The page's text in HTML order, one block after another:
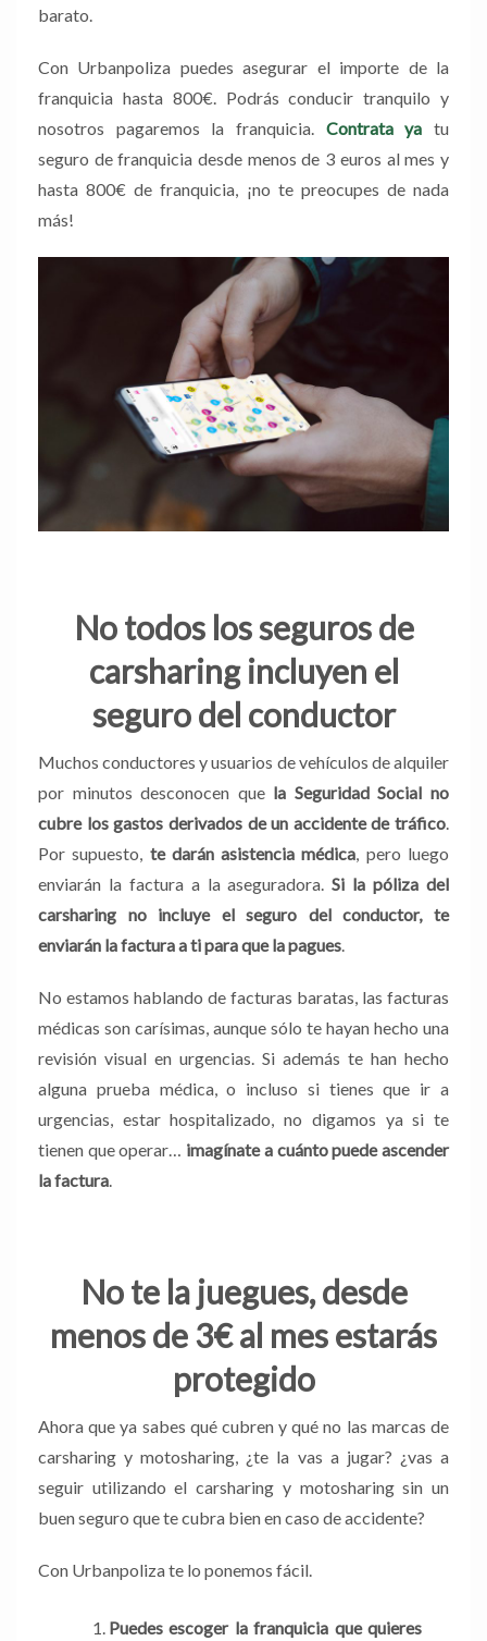
barato.
Con Urbanpoliza puedes asegurar el importe de la
franquicia hasta 800€. Podrás conducir tranquilo y
nosotros pagaremos la franquicia. Contrata ya tu
seguro de franquicia desde menos de 3 euros al mes y
hasta 800€ de franquicia, ¡no te preocupes de nada
más!
No todos los seguros de
carsharing incluyen el
seguro del conductor
Muchos conductores y usuarios de vehículos de alquiler
por minutos desconocen que la Seguridad Social no
cubre los gastos derivados de un accidente de tráfico.
Por supuesto, te darán asistencia médica, pero luego
enviarán la factura a la aseguradora.Si la póliza del
carsharing no incluye el seguro del conductor, te
enviarán la factura a ti para que la pagues.
No estamos hablando de facturas baratas, las facturas
médicas son carísimas, aunque sólo te hayan hecho una
revisión visual en urgencias. Si además te han hecho
alguna prueba médica, o incluso si tienes que ir a
urgencias, estar hospitalizado, no digamos ya si te
tienen que operar… imagínate a cuánto puede ascender
la factura.
No te la juegues, desde
menos de 3€ al mes estarás
protegido
Ahora que ya sabes qué cubren y qué no las marcas de
carsharing y motosharing, ¿te la vas a jugar? ¿vas a
seguir utilizando el carsharing y motosharing sin un
buen seguro que te cubra bien en caso de accidente?
Con Urbanpoliza te lo ponemos fácil.
Puedes escoger la franquicia que quieres